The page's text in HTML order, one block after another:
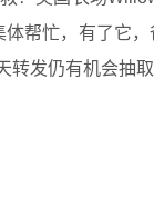
体帮忙，有了它
发仍有机会抽